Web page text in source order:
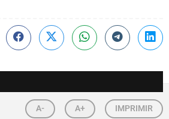
A- A+ IMPRIMIR